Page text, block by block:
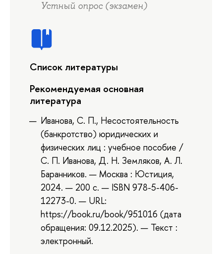
Устный опрос (экзамен)
Список литературы
Рекомендуемая основная
литература
Иванова, С. П., Несостоятельность
(банкротство) юридических и
физических лиц : учебное пособие /
С. П. Иванова, Д. Н. Земляков, А. Л.
Баранников. — Москва : Юстиция,
2024. — 200 с. — ISBN 978-5-406-
12273-0. — URL:
https://book.ru/book/951016 (дата
обращения: 09.12.2025). — Текст :
электронный.